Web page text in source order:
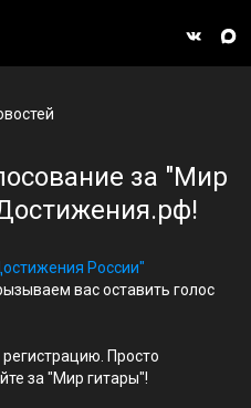
за "Мир
России"
вас оставить голос
Просто
за "Мир гитары"!